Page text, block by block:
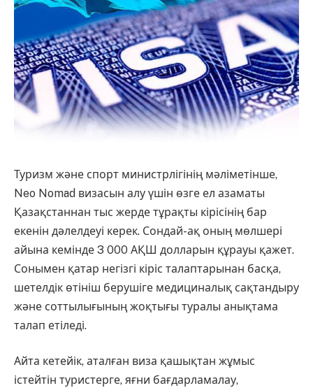
Туризм және спорт министрлігінің мәліметінше,
Neo Nomad визасын алу үшін өзге ел азаматы
Қазақстаннан тыс жерде тұрақты кірісінің бар
екенін дәлелдеуі керек. Сондай-ақ оның мөлшері
айына кемінде 3 000 АҚШ долларын құрауы қажет.
Сонымен қатар негізгі кіріс талаптарынан басқа,
шетелдік өтініш берушіге медициналық сақтандыру
және соттылығының жоқтығы туралы анықтама
талап етіледі.
Айта кетейік, аталған виза қашықтан жұмыс
істейтін туристерге, яғни бағдарламалау,